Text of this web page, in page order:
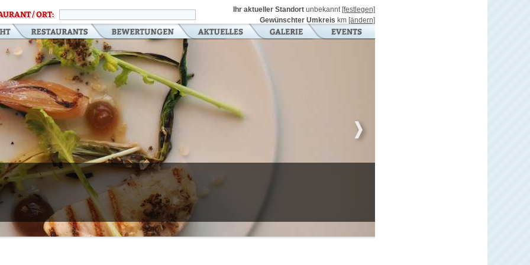
/ ORT:
Ihr aktueller Standort unbekannt [festlegen]
Gewünschter Umkreis km [ändern]